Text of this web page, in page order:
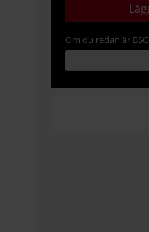
Om du redan är